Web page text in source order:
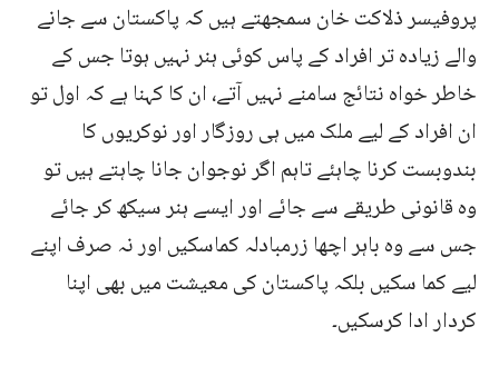
پروفیسر ذلاکت خان سمجھتے ہیں کہ پاکستان سے جانے
والے زیادہ تر افراد کے پاس کوئی ہنر نہیں ہوتا جس کے
خاطر خواہ نتائج سامنے نہیں آتے، ان کا کہنا ہے کہ اول تو
ان افراد کے لیے ملک میں ہی روزگار اور نوکریوں کا
بندوبست کرنا چاہئے تاہم اگر نوجوان جانا چاہتے ہیں تو
وہ قانونی طریقے سے جائے اور ایسے ہنر سیکھ کر جائے
جس سے وہ باہر اچھا زرمبادلہ کماسکیں اور نہ صرف اپنے
لیے کما سکیں بلکہ پاکستان کی معیشت میں بھی اپنا
کردار ادا کرسکیں۔